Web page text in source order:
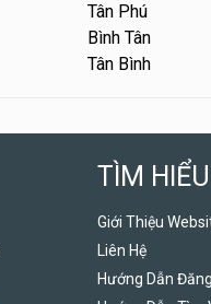
Tân Phú
Bình Tân
Tân Bình
TÌM
Giới Thiệu
Liên Hệ
Hướng Dẫn